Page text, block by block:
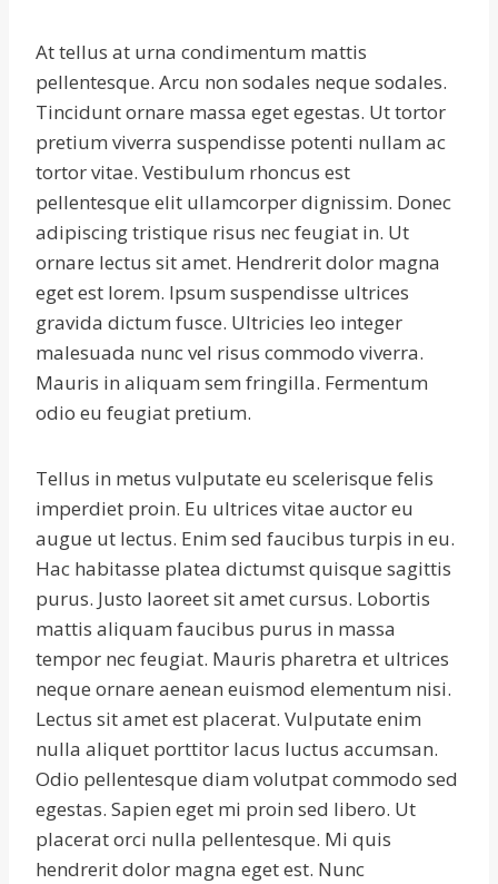
At tellus at urna condimentum mattis
pellentesque. Arcu non sodales neque sodales.
Tincidunt ornare massa eget egestas. Ut tortor
pretium viverra suspendisse potenti nullam ac
tortor vitae. Vestibulum rhoncus est
pellentesque elit ullamcorper dignissim. Donec
adipiscing tristique risus nec feugiat in. Ut
ornare lectus sit amet. Hendrerit dolor magna
eget est lorem. Ipsum suspendisse ultrices
gravida dictum fusce. Ultricies leo integer
malesuada nunc vel risus commodo viverra.
Mauris in aliquam sem fringilla. Fermentum
odio eu feugiat pretium.
Tellus in metus vulputate eu scelerisque felis
imperdiet proin. Eu ultrices vitae auctor eu
augue ut lectus. Enim sed faucibus turpis in eu.
Hac habitasse platea dictumst quisque sagittis
purus. Justo laoreet sit amet cursus. Lobortis
mattis aliquam faucibus purus in massa
tempor nec feugiat. Mauris pharetra et ultrices
neque ornare aenean euismod elementum nisi.
Lectus sit amet est placerat. Vulputate enim
nulla aliquet porttitor lacus luctus accumsan.
Odio pellentesque diam volutpat commodo sed
egestas. Sapien eget mi proin sed libero. Ut
placerat orci nulla pellentesque. Mi quis
hendrerit dolor magna eget est. Nunc